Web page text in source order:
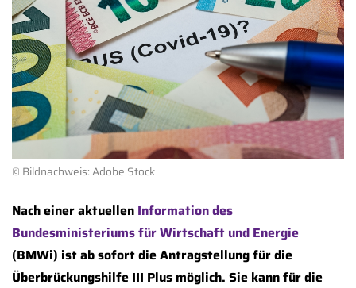
© Bildnachweis: Adobe Stock
Nach einer aktuellen Information des
Bundesministeriums für Wirtschaft und Energie
(BMWi) ist ab sofort die Antragstellung für die
Überbrückungshilfe III Plus möglich. Sie kann für die